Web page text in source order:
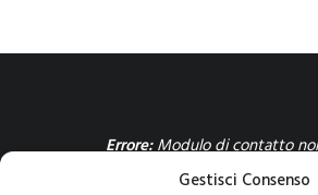
Gestisci Consenso
Errore:Modulo di contatto